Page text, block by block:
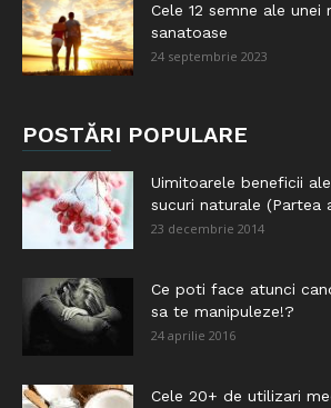
Cele 12 semne ale
sanatoase
24 septembrie 2023
POSTĂRI POPULARE
Uimitoarele beneficii
sucuri naturale (Partea
23 decembrie 2014
Ce poti face atunci
sa te manipuleze!?
24 aprilie 2016
Cele 20+ de utilizari